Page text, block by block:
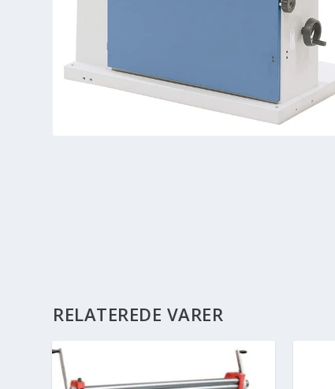
RELATEREDE VARER